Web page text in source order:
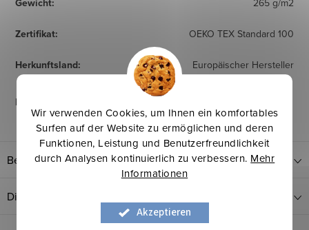
Wir verwenden Cookies, um Ihnen ein komfortables
Surfen auf der Website zu ermöglichen und deren
Funktionen, Leistung und Benutzerfreundlichkeit
durch Analysen kontinuierlich zu verbessern. Mehr
Informationen
Akzeptieren
Gewicht: 265 g/m2
Zertifikat: OEKO TEX Standard 100
Herkunftsland: Europäischer Hersteller
Pflegehinweise
Bewertung
Diskussion